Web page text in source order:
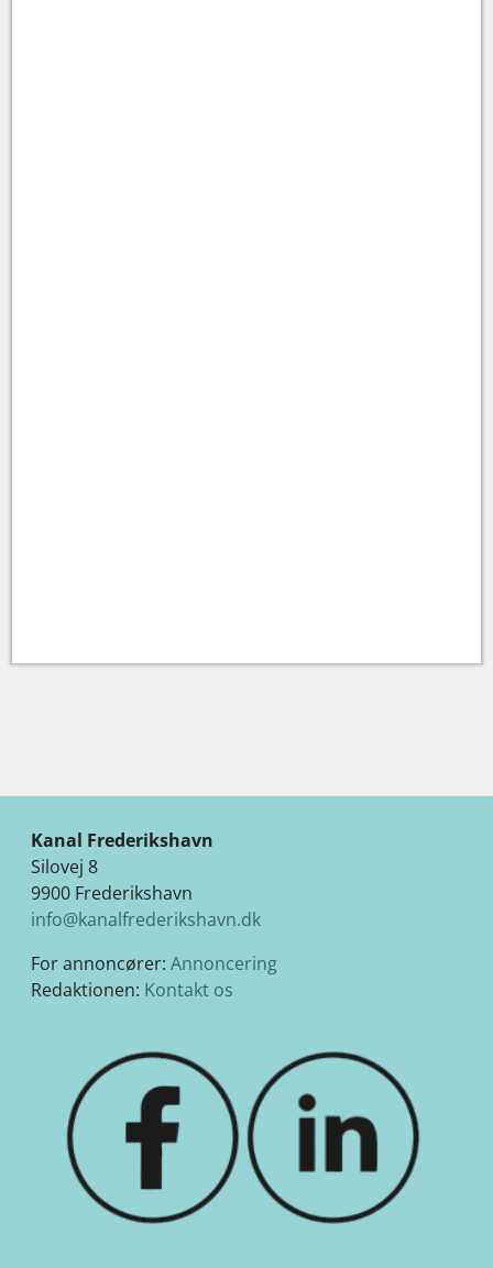
Kanal Frederikshavn
Silovej 8
9900 Frederikshavn
info@kanalfrederikshavn.dk
For annoncører: Annoncering
Redaktionen: Kontakt os